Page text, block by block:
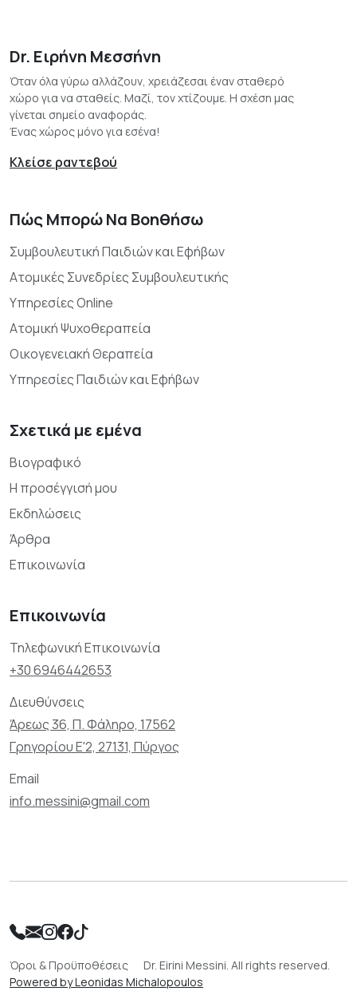
Dr. Ειρήνη Μεσσήνη
Όταν όλα γύρω αλλάζουν, χρειάζεσαι έναν σταθερό
χώρο για να σταθείς. Μαζί, τον χτίζουμε. Η σχέση μας
γίνεται σημείο αναφοράς.
Ένας χώρος μόνο για εσένα!
Κλείσε ραντεβού
Πώς Μπορώ Να Βοηθήσω
Συμβουλευτική Παιδιών και Εφήβων
Ατομικές Συνεδρίες Συμβουλευτικής
Υπηρεσίες Online
Ατομική Ψυχοθεραπεία
Οικογενειακή Θεραπεία
Υπηρεσίες Παιδιών και Εφήβων
Σχετικά με εμένα
Βιογραφικό
Η προσέγγισή μου
Εκδηλώσεις
Άρθρα
Επικοινωνία
Επικοινωνία
Τηλεφωνική Επικοινωνία
+30 6946442653
Διευθύνσεις
Άρεως 36, Π. Φάληρο, 17562
Γρηγορίου Ε'2, 27131, Πύργος
Email
info.messini@gmail.com
Όροι & Προϋποθέσεις
Dr. Eirini Messini. All rights reserved.
Powered by Leonidas Michalopoulos